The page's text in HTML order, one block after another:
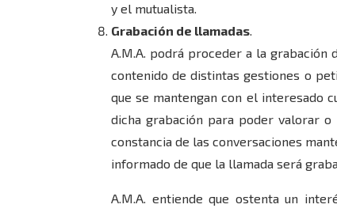
y el mutualista.
Grabación de llamadas.
A.M.A. podrá proceder a la
contenido de distintas gestiones o
que se mantengan con el interesado
dicha grabación para poder valorar
constancia de las conversaciones
informado de que la llamada será
A.M.A. entiende que ostenta un